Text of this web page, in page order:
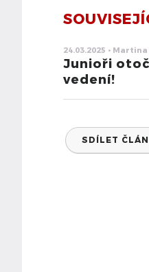
24.03.2025 •
Junioři
vedení!
SDÍLET